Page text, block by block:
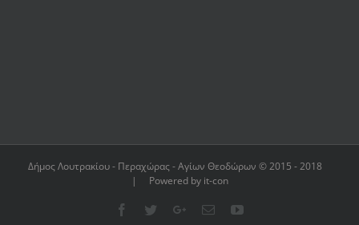
Δήμος Λουτρακίου - Περαχώρας - Αγίων Θεοδώρων © 2015 - 2018
| Powered by it-con
Facebook
TwitterGoogle+EmailYouTube